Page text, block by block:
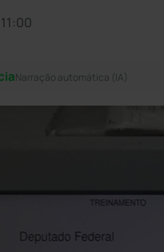
Narração automática (IA)